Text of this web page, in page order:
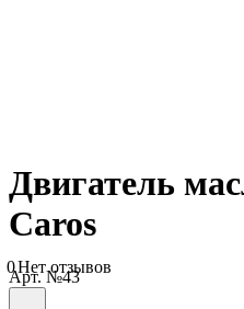
Двигатель
Caros
0Нет отзывов
Арт.№43